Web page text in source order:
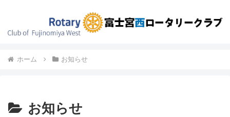
ホーム お知らせ
お知らせ